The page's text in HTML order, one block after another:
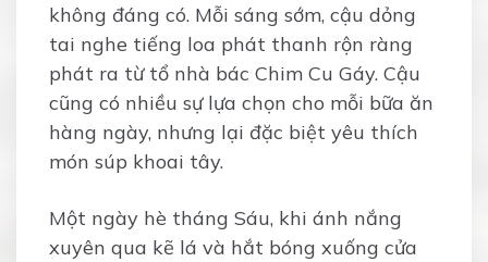
không đáng có. Mỗi sáng sớm, cậu dỏng
tai nghe tiếng loa phát thanh rộn ràng
phát ra từ tổ nhà bác Chim Cu Gáy. Cậu
cũng có nhiều sự lựa chọn cho mỗi bữa ăn
hàng ngày, nhưng lại đặc biệt yêu thích
món súp khoai tây.
Một ngày hè tháng Sáu, khi ánh nắng
xuyên qua kẽ lá và hắt bóng xuống cửa